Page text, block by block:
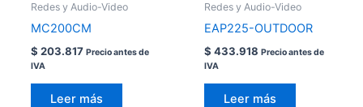
Redes y Audio-Video
MC200CM
$ 203.817 Precio antes de
IVA
Leer más
Redes y Audio-Video
EAP225-OUTDOOR
$ 433.918 Precio antes de
IVA
Leer más